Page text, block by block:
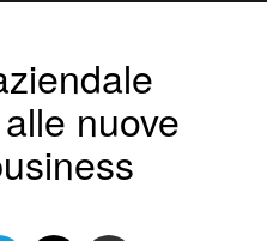
nuove